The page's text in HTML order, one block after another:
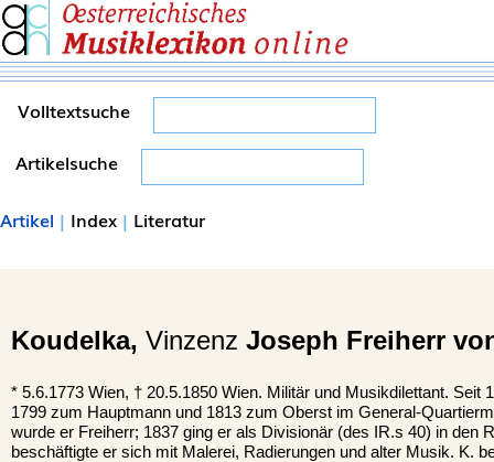
Volltextsuche
Artikelsuche
Artikel | Index | Literatur
Koudelka, Vinzenz Joseph Freiherr
* 5.6.1773 Wien, † 20.5.1850 Wien. Militär und Musikdilettant. Seit
1799 zum Hauptmann und 1813 zum Oberst im General-
wurde er Freiherr; 1837 ging er als Divisionär (des IR.s 40) in den
beschäftigte er sich mit Malerei, Radierungen und alter Musik. K.